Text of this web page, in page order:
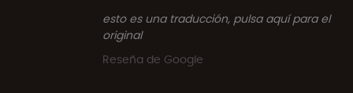
esto es una traducción, pulsa aquí para el
original
Reseña de Google